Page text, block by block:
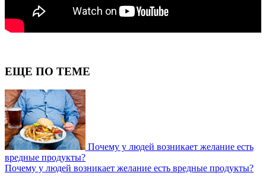
ЕЩЕ ПО ТЕМЕ
Почему у людей возникает желание есть
вредные продукты?
Почему у людей возникает желание есть вредные продукты?